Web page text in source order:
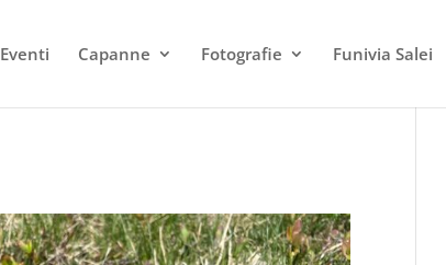
Eventi Capanne Fotografie Funivia Salei